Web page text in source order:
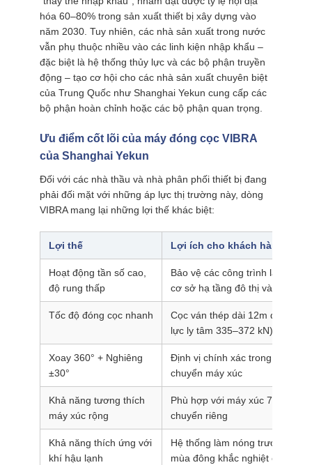
hóa 60–80% trong sản xuất thiết bị xây dựng vào
năm 2030. Tuy nhiên, các nhà sản xuất trong nước
vẫn phụ thuộc nhiều vào các linh kiện nhập khẩu –
đặc biệt là hệ thống thủy lực và các bộ phận truyền
động – tạo cơ hội cho các nhà sản xuất chuyên biệt
của Trung Quốc như Shanghai Yekun cung cấp các
bộ phận hoàn chỉnh hoặc các bộ phận quan trọng.
Ưu điểm cốt lõi của máy đóng cọc VIBRA
của Shanghai Yekun
Đối với các nhà thầu và nhà phân phối thiết bị đang
phải đối mặt với những áp lực thị trường này, dòng
VIBRA mang lại những lợi thế khác biệt:
Lợi thế Lợi ích cho khách hàng Nga
Hoạt động tần số cao,
độ rung thấp
Bảo vệ các công trình lân cận
cơ sở hạ tầng đô thị và nền cầu
Tốc độ đóng cọc nhanh
Cọc ván thép dài 12m đóng
lực ly tâm 335–372 kN)
Xoay 360° + Nghiêng
±30°
Định vị chính xác trong không
chuyển máy xúc
Khả năng tương thích
máy xúc rộng
Phù hợp với máy xúc 7–38 tấn
chuyển riêng
Khả năng thích ứng với
khí hậu lạnh
Hệ thống làm nóng trước dầu
mùa đông khắc nghiệt ở Nga